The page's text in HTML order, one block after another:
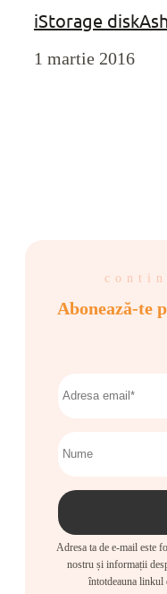
iStorage
1 martie 2016
Abonează-te
Adresa ta de e-mail este
nostru și informații
întotdeauna linkul